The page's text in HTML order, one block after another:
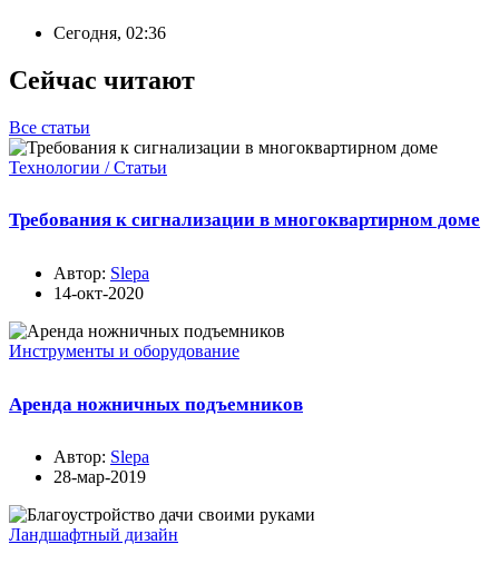
Сегодня, 02:36
Сейчас читают
Все статьи
Технологии / Статьи
Требования к сигнализации в многоквартирном доме
Автор: Slepa
14-окт-2020
Инструменты и оборудование
Аренда ножничных подъемников
Автор: Slepa
28-мар-2019
Ландшафтный дизайн